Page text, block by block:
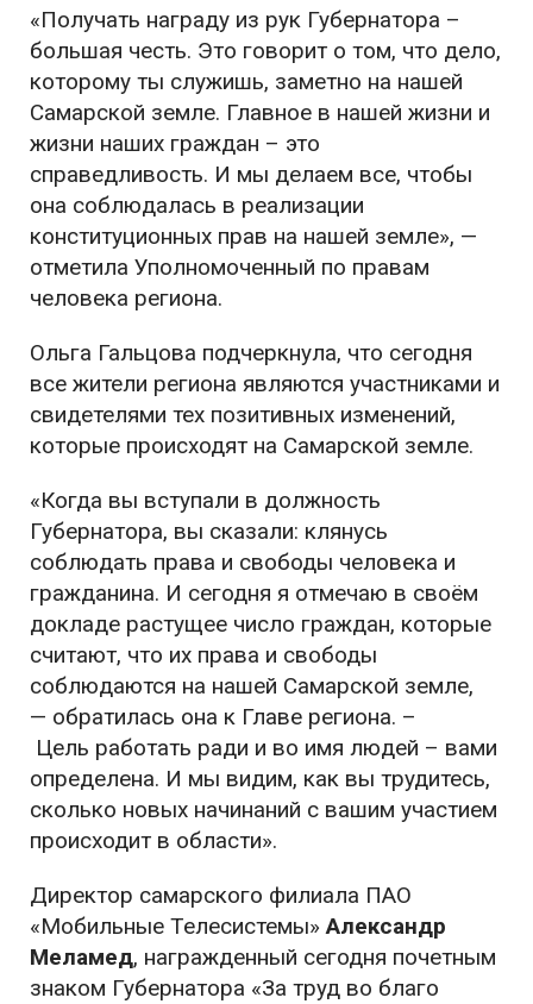
«Получать награду из рук Губернатора –
большая честь. Это говорит о том, что дело,
которому ты служишь, заметно на нашей
Самарской земле. Главное в нашей жизни и
жизни наших граждан – это
справедливость. И мы делаем все, чтобы
она соблюдалась в реализации
конституционных прав на нашей земле», —
отметила Уполномоченный по правам
человека региона.
Ольга Гальцова подчеркнула, что сегодня
все жители региона являются участниками и
свидетелями тех позитивных изменений,
которые происходят на Самарской земле.
«Когда вы вступали в должность
Губернатора, вы сказали: клянусь
соблюдать права и свободы человека и
гражданина. И сегодня я отмечаю в своём
докладе растущее число граждан, которые
считают, что их права и свободы
соблюдаются на нашей Самарской земле,
— обратилась она к Главе региона. –
Цель работать ради и во имя людей – вами
определена. И мы видим, как вы трудитесь,
сколько новых начинаний с вашим участием
происходит в области».
Директор самарского филиала ПАО
«Мобильные Телесистемы»Александр
Меламед, награжденный сегодня почетным
знаком Губернатора «За труд во благо